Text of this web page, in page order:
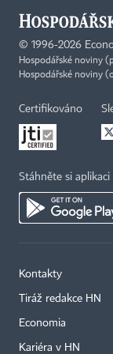
© 1996-2026
Hospodářské noviny
Hospodářské noviny
Certifikováno
Stáhněte si aplikaci
Kontakty
Tiráž redakce HN
Economia
Kariéra v HN